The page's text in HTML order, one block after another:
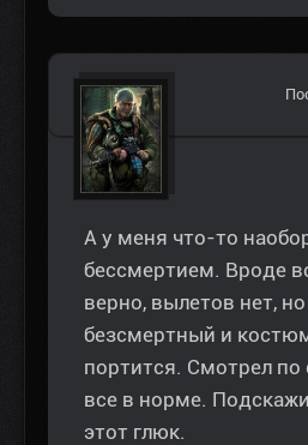
А у меня что-то
бессмертием. Вроде
верно, вылетов нет,
безсмертный и
портится. Смотрел
все в норме.
этот глюк.